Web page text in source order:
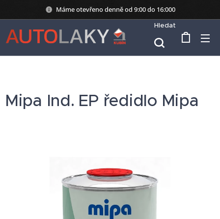
Máme otevřeno denně od 9:00 do 16:000
Hledat
Mipa Ind. EP ředidlo Mipa